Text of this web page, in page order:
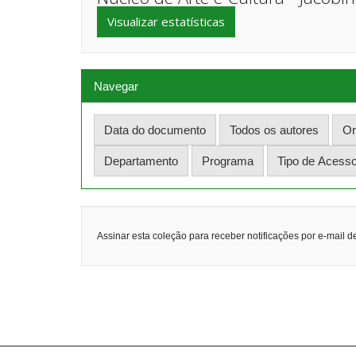
Visualizar estatísticas
Navegar
Assinar esta coleção para receber notificações por e-mail